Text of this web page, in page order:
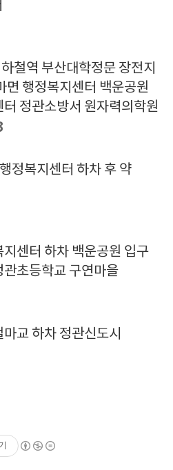
철역 부산대학정문 장전지
면 행정복지센터 백운공원
정관소방서 원자력의학원
정복지센터 하차 후 약
센터 하차 백운공원 입구
초등학교 구연마을
교 하차 정관신도시